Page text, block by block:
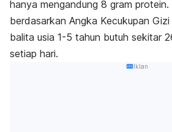
hanya mengandung 8 gram protein.
berdasarkan Angka Kecukupan Gizi
balita usia 1-5 tahun butuh sekitar
setiap hari.
Iklan